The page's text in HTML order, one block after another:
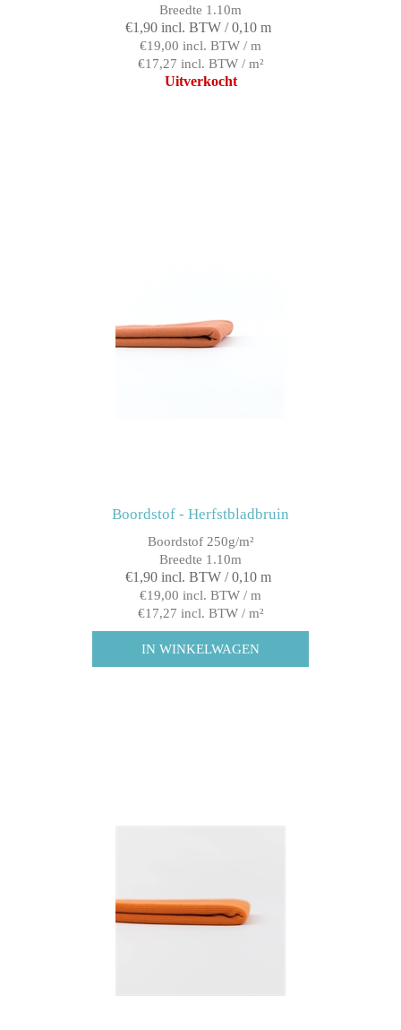
Breedte 1.10m
€1,90 incl. BTW / 0,10 m
€19,00 incl. BTW / m
€17,27 incl. BTW / m²
Uitverkocht
Boordstof - Herfstbladbruin
Boordstof 250g/m²
Breedte 1.10m
€1,90 incl. BTW / 0,10 m
€19,00 incl. BTW / m
€17,27 incl. BTW / m²